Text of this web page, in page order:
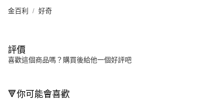
金百利 好奇
評價
喜歡這個商品嗎？購買後給他一個好評吧
🔻你可能會喜歡